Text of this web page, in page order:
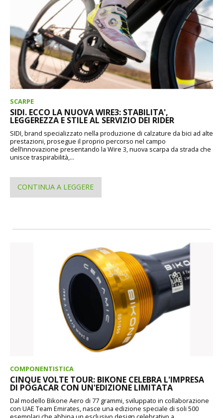
SCARPE
SIDI. ECCO LA NUOVA WIRE3: STABILITA',
LEGGEREZZA E STILE AL SERVIZIO DEI RIDER
SIDI, brand specializzato nella produzione di calzature da bici ad alte
prestazioni, prosegue il proprio percorso nel campo
dell’innovazione presentando la Wire 3, nuova scarpa da strada che
unisce traspirabilità,...
CONTINUA A LEGGERE
COMPONENTISTICA
CINQUE VOLTE TOUR: BIKONE CELEBRA L'IMPRESA
DI POGACAR CON UN'EDIZIONE LIMITATA
Dal modello Bikone Aero di 77 grammi, sviluppato in collaborazione
con UAE Team Emirates, nasce una edizione speciale di soli 500